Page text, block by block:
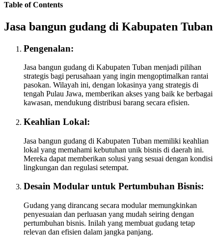
Table of Contents
Jasa bangun gudang di Kabupaten Tuban
Pengenalan:
Jasa bangun gudang di Kabupaten Tuban menjadi pilihan
strategis bagi perusahaan yang ingin mengoptimalkan rantai
pasokan. Wilayah ini, dengan lokasinya yang strategis di
tengah Pulau Jawa, memberikan akses yang baik ke berbagai
kawasan, mendukung distribusi barang secara efisien.
Keahlian Lokal:
Jasa bangun gudang di Kabupaten Tuban memiliki keahlian
lokal yang memahami kebutuhan unik bisnis di daerah ini.
Mereka dapat memberikan solusi yang sesuai dengan kondisi
lingkungan dan regulasi setempat.
Desain Modular untuk Pertumbuhan Bisnis:
Gudang yang dirancang secara modular memungkinkan
penyesuaian dan perluasan yang mudah seiring dengan
pertumbuhan bisnis. Inilah yang membuat gudang tetap
relevan dan efisien dalam jangka panjang.